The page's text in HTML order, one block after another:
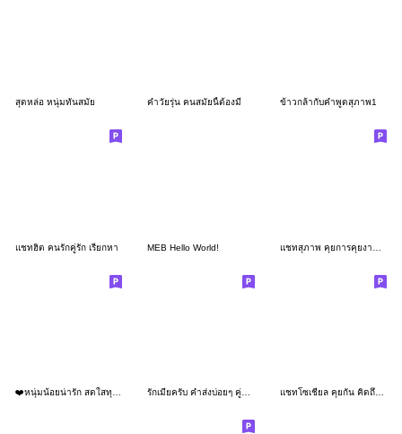
สุดหล่อ หนุ่มทันสมัย คำวัยรุ่น คนสมัยนี้ต้องมี ข้าวกล้ากับคำพูดสุภาพ1
แชทฮิต คนรักคู่รัก เรียกหา MEB Hello World!
แชทโซเชียล คุยกัน คิดถึงบ่อย